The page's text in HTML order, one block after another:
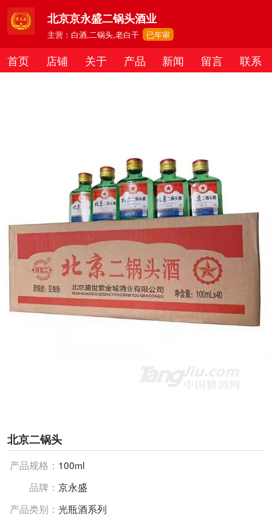
北京京永盛二锅头酒业
主营：白酒,二锅头,老白干 已年审
首页 店铺 关于 产品 新闻 留言 联系
北京二锅头
产品规格： 100ml
品牌： 京永盛
产品类别： 光瓶酒系列